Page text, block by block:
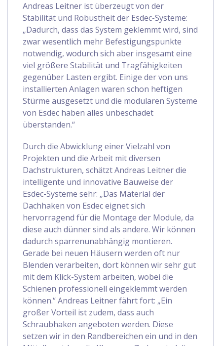
Andreas Leitner ist überzeugt von der
Stabilität und Robustheit der Esdec-Systeme:
„Dadurch, dass das System geklemmt wird, sind
zwar wesentlich mehr Befestigungspunkte
notwendig, wodurch sich aber insgesamt eine
viel größere Stabilität und Tragfähigkeiten
gegenüber Lasten ergibt. Einige der von uns
installierten Anlagen waren schon heftigen
Stürme ausgesetzt und die modularen Systeme
von Esdec haben alles unbeschadet
überstanden.“
Durch die Abwicklung einer Vielzahl von
Projekten und die Arbeit mit diversen
Dachstrukturen, schätzt Andreas Leitner die
intelligente und innovative Bauweise der
Esdec-Systeme sehr: „Das Material der
Dachhaken von Esdec eignet sich
hervorragend für die Montage der Module, da
diese auch dünner sind als andere. Wir können
dadurch sparrenunabhängig montieren.
Gerade bei neuen Häusern werden oft nur
Blenden verarbeiten, dort können wir sehr gut
mit dem Klick-System arbeiten, wobei die
Schienen professionell eingeklemmt werden
können.“ Andreas Leitner fährt fort: „Ein
großer Vorteil ist zudem, dass auch
Schraubhaken angeboten werden. Diese
setzen wir in den Randbereichen ein und in den